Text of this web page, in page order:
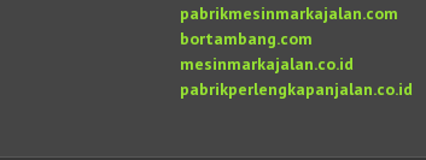
pabrikmesinmarkajalan.com
bortambang.com
mesinmarkajalan.co.id
pabrikperlengkapanjalan.co.id